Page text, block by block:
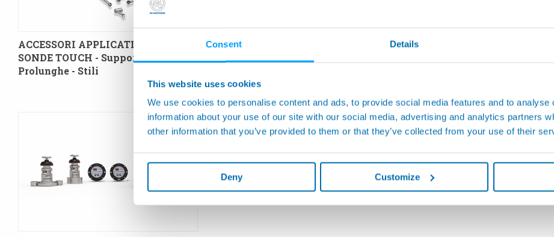
Consent Details
This website uses cookies
We use cookies to personalise content and ads, to provide social media features and to
information about your use of our site with our social media, advertising and analytics partners
other information that you’ve provided to them or that they’ve collected from your use of their
Deny Customize
ACCESSORI APPLICATIVI PER
SONDE TOUCH - Supporti –
Prolunghe - Stili
G25 - Controllo Pezzo a Scansione
Pre- e Post-Process su Rettificatrici
SOFTWARE PER